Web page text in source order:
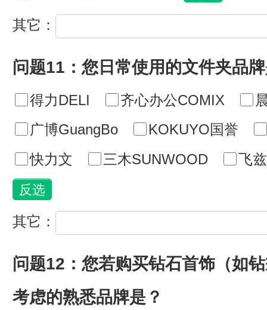
其它：
问题11：您日常使用的文件夹品
得力DELI 齐心办公COMIX
广博GuangBo
KOKUYO国誉
快力文
三木SUNWOOD 飞
其它：
问题12：您若购买钻石首饰（如
考虑的熟悉品牌是？